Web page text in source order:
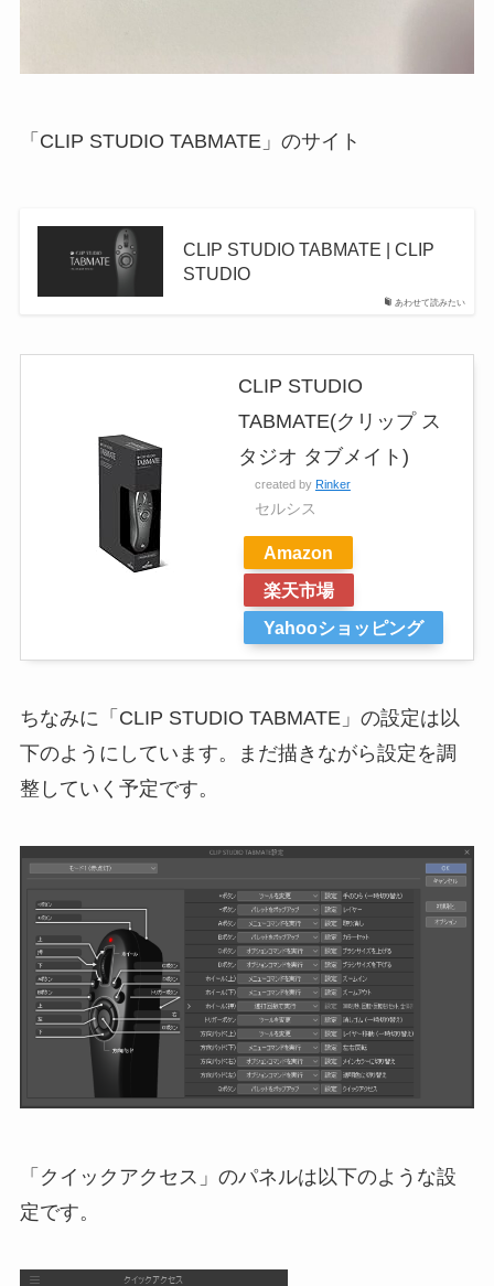
「CLIP STUDIO TABMATE」のサイト
あわせて読みたい
CLIP STUDIO TABMATE | CLIP
STUDIO
CLIP STUDIO
TABMATE(クリップ ス
タジオ タブメイト)
created by Rinker
セルシス
Amazon
楽天市場
Yahooショッピング
ちなみに「CLIP STUDIO TABMATE」の設定は以
下のようにしています。まだ描きながら設定を調
整していく予定です。
「クイックアクセス」のパネルは以下のような設
定です。